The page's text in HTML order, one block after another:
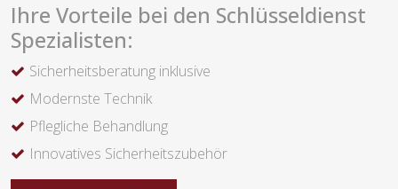
Ihre Vorteile bei den Schlüsseldienst
Spezialisten:
Sicherheitsberatung inklusive
Modernste Technik
Pflegliche Behandlung
Innovatives Sicherheitszubehör